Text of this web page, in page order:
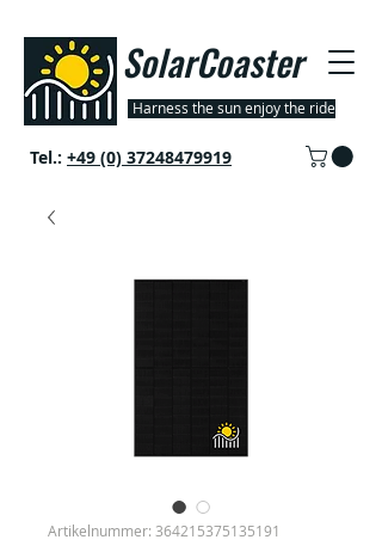
SolarCoaster
Harness the sun enjoy the ride
Tel.: +49 (0) 37248479919
Artikelnummer: 364215375135191